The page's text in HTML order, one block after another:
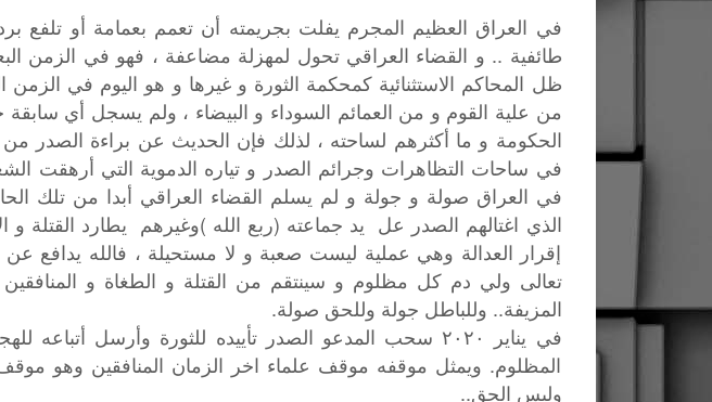
في العراق العظيم المجرم يفلت بجريمته أن تعمم بعمامة أو تلفع
طائفية .. و القضاء العراقي تحول لمهزلة مضاعفة ، فهو في الزمن
ظل المحاكم الاستثنائية كمحكمة الثورة و غيرها و هو اليوم في
من علية القوم و من العمائم السوداء و البيضاء ، ولم يسجل أي
الحكومة و ما أكثرهم لساحته ، لذلك فإن الحديث عن براءة الصدر
في ساحات التظاهرات وجرائم الصدر و تياره الدموية التي أرهقت
في العراق صولة و جولة و لم يسلم القضاء العراقي أبدا من تلك
الذي اغتالهم الصدر عل يد جماعته (ربع الله )وغيرهم يطارد القتلة و
إقرار العدالة وهي عملية ليست صعبة و لا مستحيلة ، فالله يدافع عن
تعالى ولي دم كل مظلوم و سينتقم من القتلة و الطغاة و المنافقين
المزيفة.. وللباطل جولة وللحق صولة.
في يناير ٢٠٢٠ سحب المدعو الصدر تأييده للثورة وأرسل
المظلوم. ويمثل موقفه موقف علماء اخر الزمان المنافقين وهو
وليس الحق..